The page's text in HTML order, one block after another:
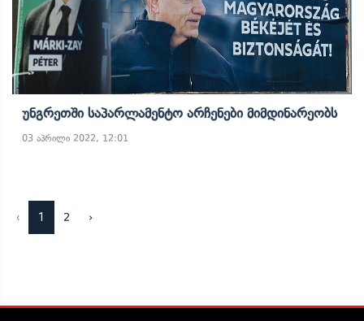
Უნგრეთში Საპარლამენტო Არჩენები Მიმდინარეობს
03 აპრილი 2022, 12:01
‹ 1 2 ›